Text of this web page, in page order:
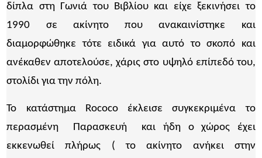
δίπλα στη Γωνιά του Βιβλίου και είχε ξεκινήσει το
1990 σε ακίνητο που ανακαινίστηκε και
διαμορφώθηκε τότε ειδικά για αυτό το σκοπό και
ανέκαθεν αποτελούσε, χάρις στο υψηλό επίπεδό του,
στολίδι για την πόλη.
Το κατάστημα Rococo έκλεισε συγκεκριμένα το
περασμένη Παρασκευή και ήδη ο χώρος έχει
εκκενωθεί πλήρως ( το ακίνητο ανήκει στην